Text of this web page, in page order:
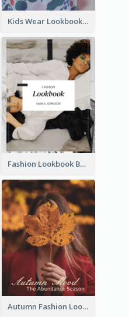
Kids Wear Lookbook
Fashion Lookbook Business Portfolio
Autumn Fashion Lookbook